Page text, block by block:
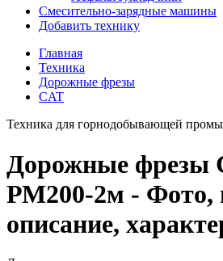
Смесительно-зарядные машины
Добавить технику
Главная
Техника
Дорожные фрезы
CAT
Техника для горнодобывающей
Дорожные фрезы
РМ200-2м - Фото,
описание,